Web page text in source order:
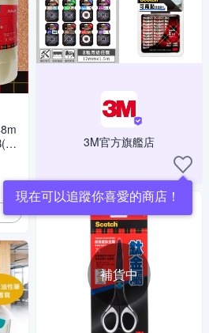
宅
3M官方旗艦店
現在可以追蹤你喜愛的商店！
補貨中